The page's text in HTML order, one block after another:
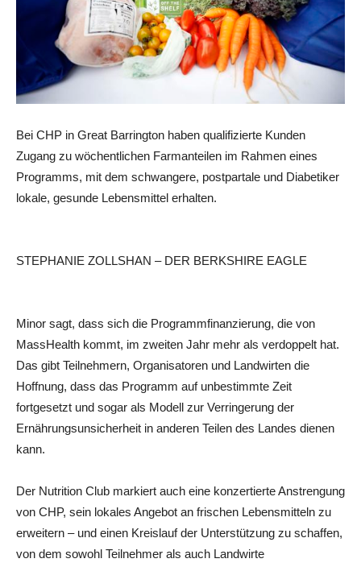
Bei CHP in Great Barrington haben qualifizierte Kunden
Zugang zu wöchentlichen Farmanteilen im Rahmen eines
Programms, mit dem schwangere, postpartale und Diabetiker
lokale, gesunde Lebensmittel erhalten.
STEPHANIE ZOLLSHAN – DER BERKSHIRE EAGLE
Minor sagt, dass sich die Programmfinanzierung, die von
MassHealth kommt, im zweiten Jahr mehr als verdoppelt hat.
Das gibt Teilnehmern, Organisatoren und Landwirten die
Hoffnung, dass das Programm auf unbestimmte Zeit
fortgesetzt und sogar als Modell zur Verringerung der
Ernährungsunsicherheit in anderen Teilen des Landes dienen
kann.
Der Nutrition Club markiert auch eine konzertierte Anstrengung
von CHP, sein lokales Angebot an frischen Lebensmitteln zu
erweitern – und einen Kreislauf der Unterstützung zu schaffen,
von dem sowohl Teilnehmer als auch Landwirte